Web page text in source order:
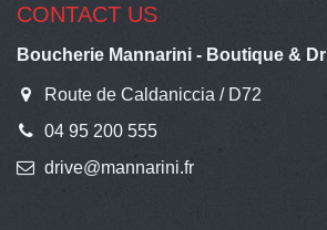
CONTACT US
Boucherie Mannarini - Boutique &
Route de Caldaniccia / D72
04 95 200 555
drive@mannarini.fr